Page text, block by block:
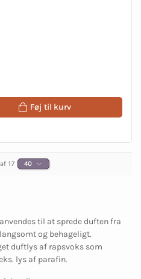
Føj til kurv
17 40
til at sprede duften fra
og behageligt.
duftlys af rapsvoks som
lys af parafin.